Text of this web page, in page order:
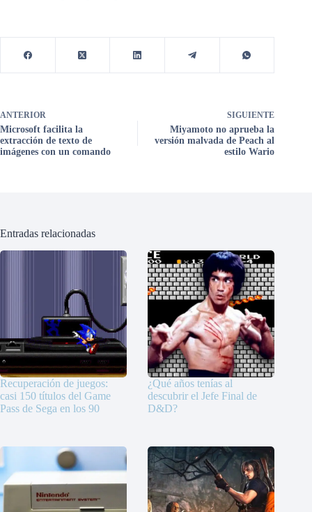
ANTERIOR
Microsoft facilita la
extracción de texto de
imágenes con un comando
SIGUIENTE
Miyamoto no aprueba la
versión malvada de Peach al
estilo Wario
Entradas relacionadas
Recuperación de juegos:
casi 150 títulos del Game
Pass de Sega en los 90
¿Qué años tenías al
descubrir el Jefe Final de
D&D?